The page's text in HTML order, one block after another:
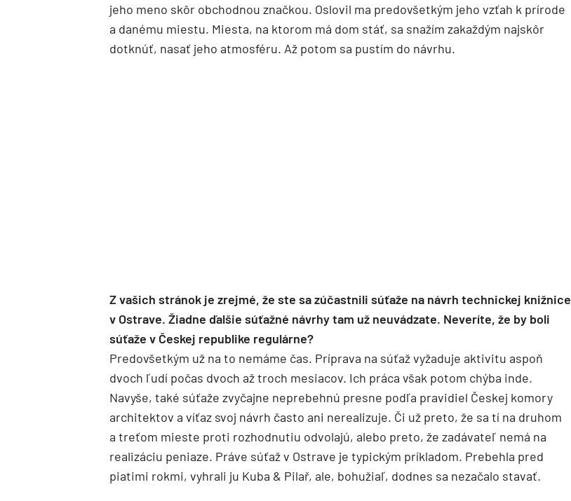
jeho meno skôr obchodnou značkou. Oslovil ma predovšetkým jeho vzťah k prírode
a danému miestu. Miesta, na ktorom má dom stáť, sa snažím zakaždým najskôr
dotknúť, nasať jeho atmosféru. Až potom sa pustím do návrhu.
Z vašich stránok je zrejmé, že ste sa zúčastnili súťaže na návrh technickej knižnice
v Ostrave. Žiadne ďalšie súťažné návrhy tam už neuvádzate. Neveríte, že by boli
súťaže v Českej republike regulárne?
Predovšetkým už na to nemáme čas. Príprava na súťaž vyžaduje aktivitu aspoň
dvoch ľudí počas dvoch až troch mesiacov. Ich práca však potom chýba inde.
Navyše, také súťaže zvyčajne neprebehnú presne podľa pravidiel Českej komory
architektov a víťaz svoj návrh často ani nerealizuje. Či už preto, že sa tí na druhom
a treťom mieste proti rozhodnutiu odvolajú, alebo preto, že zadávateľ nemá na
realizáciu peniaze. Práve súťaž v Ostrave je typickým príkladom. Prebehla pred
piatimi rokmi, vyhrali ju Kuba & Pilař, ale, bohužiaľ, dodnes sa nezačalo stavať.